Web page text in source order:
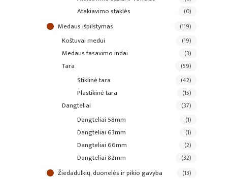
atakiavimo staklės (0)
medaus išpilstymas (119)
koštuvai medui (19)
medaus fasavimo indai (3)
tara (59)
stiklinė tara (42)
plastikinė tara (15)
dangteliai (37)
dangteliai 58mm (1)
dangteliai 63mm (1)
dangteliai 66mm (2)
dangteliai 82mm (32)
žiedadulkių, duonelės ir pikio gavyba (13)